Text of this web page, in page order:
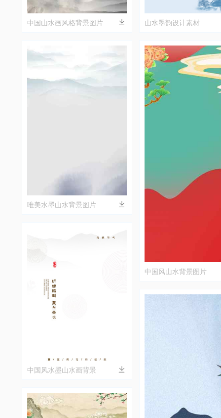
中国山水画风格背景图片
唯美水墨山水背景图片
中国风水墨山水画背景
山水墨韵设计素材
中国风山水背景图片